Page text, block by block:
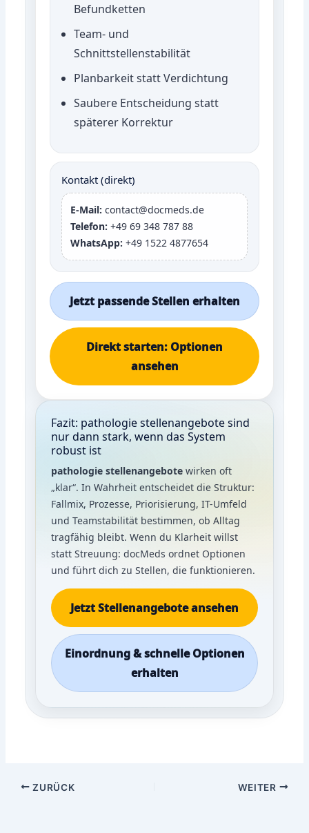
Befundketten
Team- und
Schnittstellenstabilität
Planbarkeit statt Verdichtung
Saubere Entscheidung statt
späterer Korrektur
Kontakt (direkt)
E-Mail: contact@docmeds.de
Telefon: +49 69 348 787 88
WhatsApp: +49 1522 4877654
Jetzt passende Stellen erhalten
Direkt starten: Optionen
ansehen
Fazit: pathologie stellenangebote sind
nur dann stark, wenn das System
robust ist
pathologie stellenangebote wirken oft
„klar“. In Wahrheit entscheidet die Struktur:
Fallmix, Prozesse, Priorisierung, IT-Umfeld
und Teamstabilität bestimmen, ob Alltag
tragfähig bleibt. Wenn du Klarheit willst
statt Streuung: docMeds ordnet Optionen
und führt dich zu Stellen, die funktionieren.
Jetzt Stellenangebote ansehen
Einordnung & schnelle Optionen
erhalten
ZURÜCK WEITER